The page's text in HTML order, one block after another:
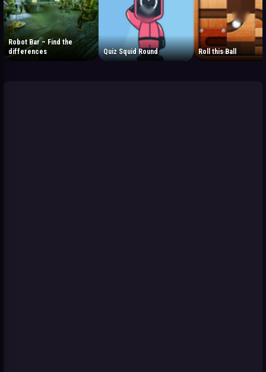
Robot Bar – Find the
differences
Quiz Squid Round Roll this Ball